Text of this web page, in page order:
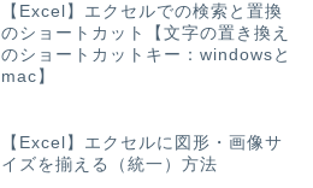
【Excel】エクセルでの検索と置換
のショートカット【文字の置き換え
のショートカットキー：windowsと
mac】
【Excel】エクセルに図形・画像サ
イズを揃える（統一）方法